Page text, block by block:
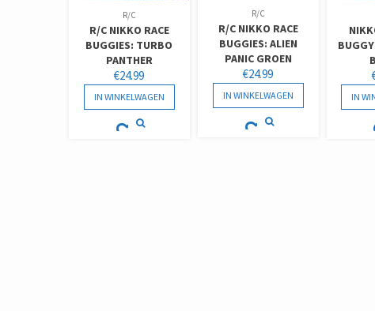
R/C
R/C NIKKO RACE
BUGGIES: TURBO
PANTHER
€24.99
IN WINKELWAGEN
R/C
R/C NIKKO RACE
BUGGIES: ALIEN
PANIC GROEN
€24.99
IN WINKELWAGEN IN